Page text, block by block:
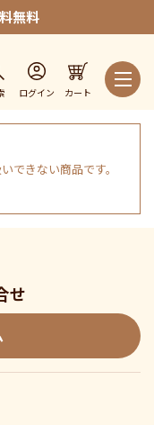
無料
ログイン カート
できない商品です。
せ